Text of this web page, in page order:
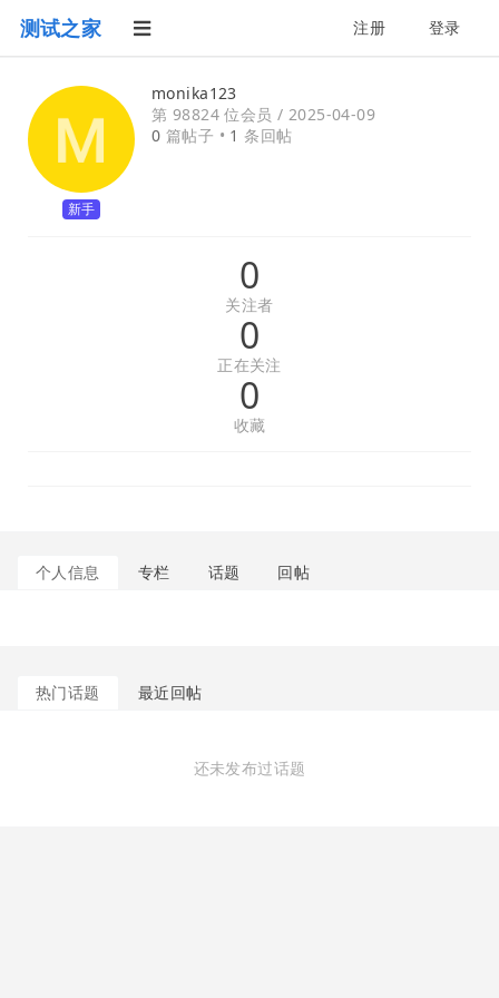
测试之家 注册 登录
新手
monika123
第 98824 位会员 / 2025-04-09
0 篇帖子 • 1 条回帖
0
关注者
0
正在关注
0
收藏
个人信息 专栏 话题 回帖
热门话题 最近回帖
还未发布过话题